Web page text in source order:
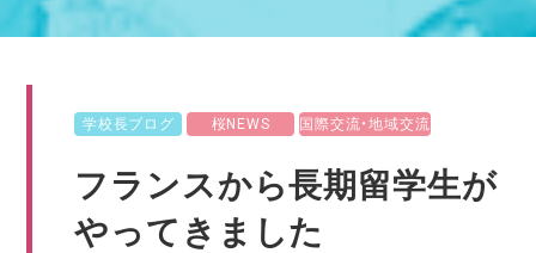
学校長ブログ 桜NEWS 国際交流・地域交流
フランスから長期留学生が
やってきました